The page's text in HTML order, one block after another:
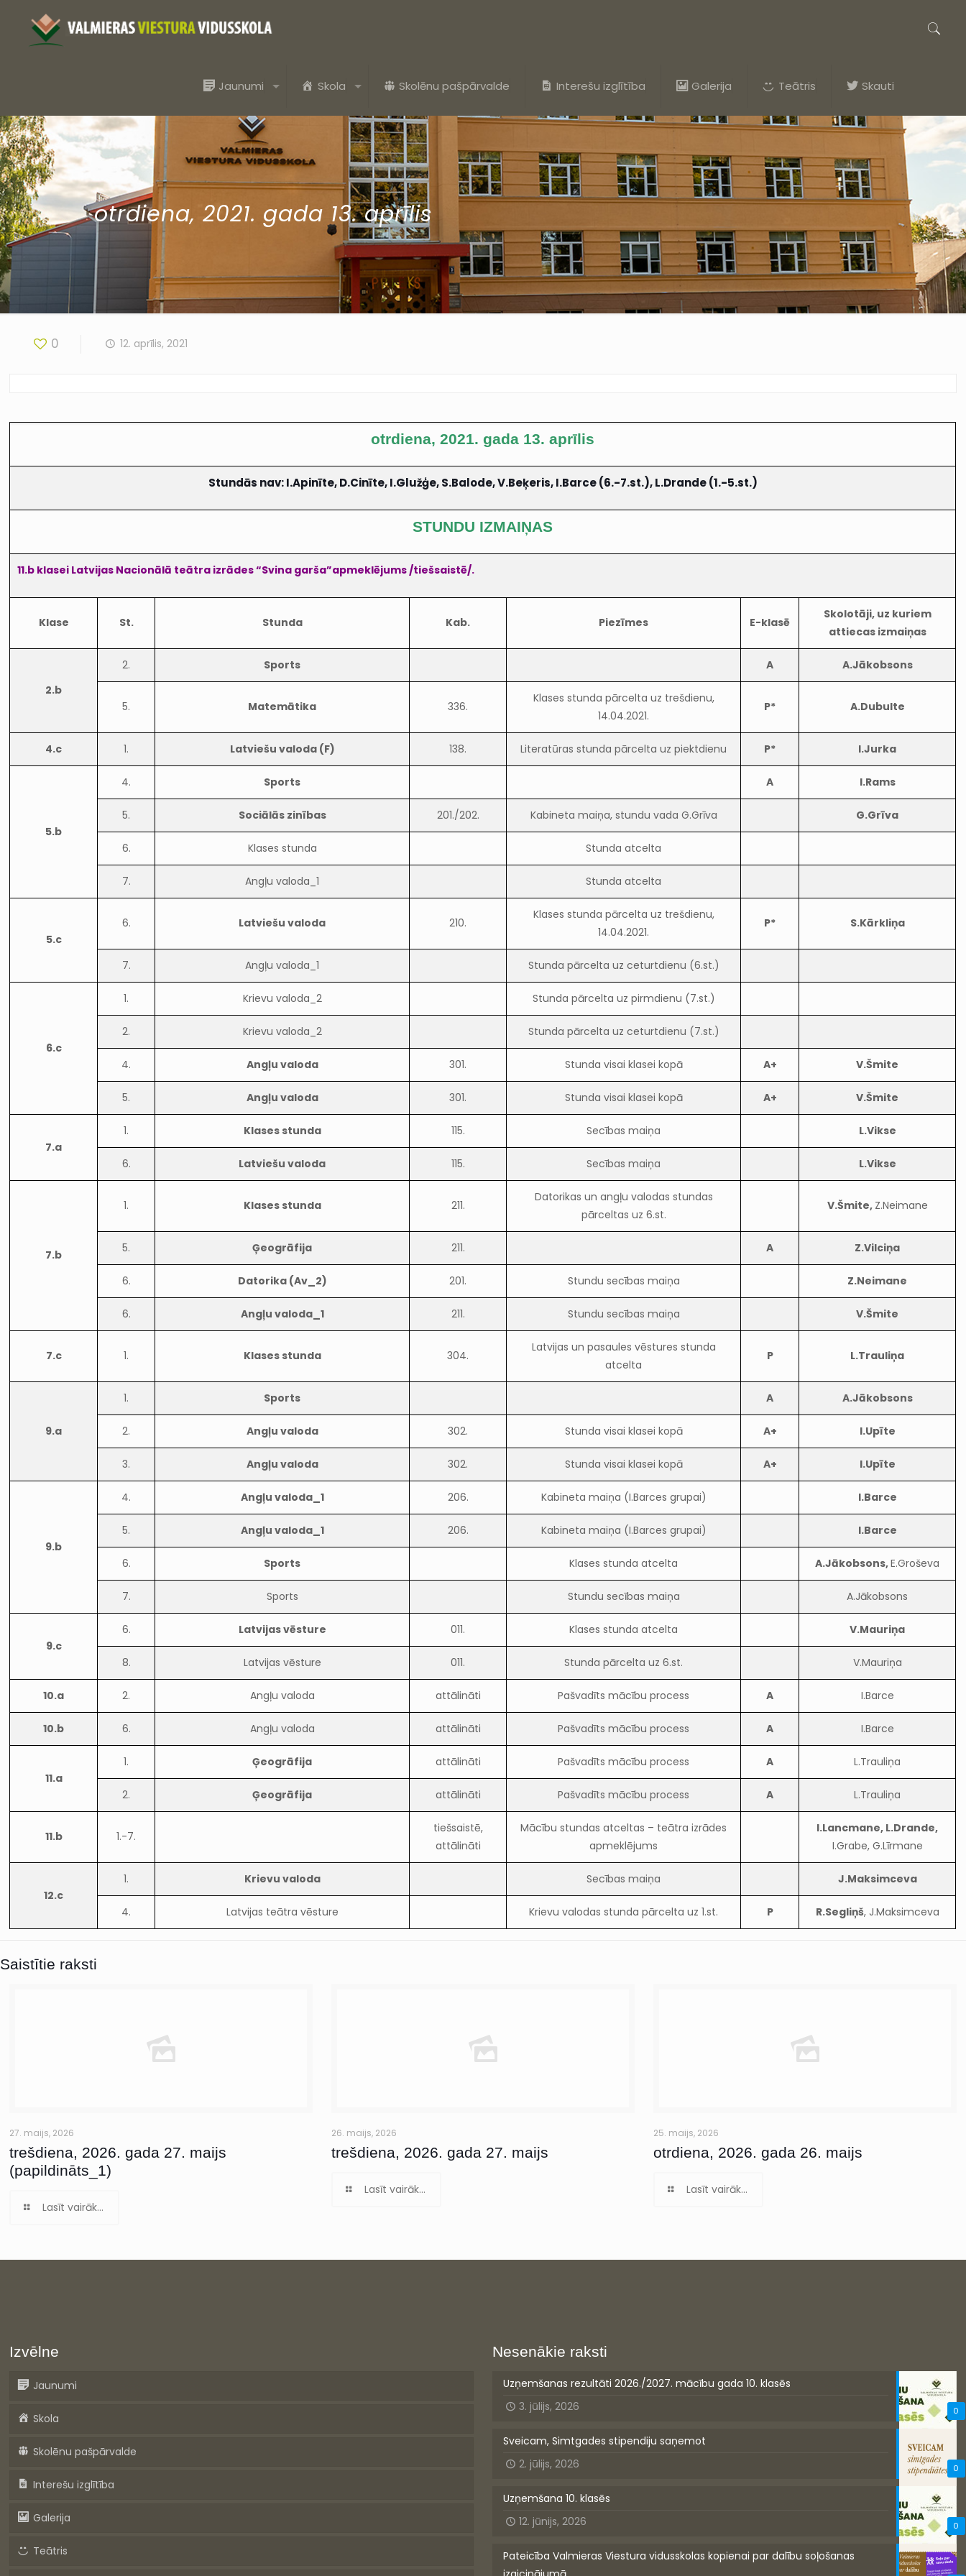
Jaunumi Skola Skolēnu pašpārvalde Interešu izglītība Galerija Teātris Skauti
otrdiena, 2021. gada 13. aprīlis
0 12. aprīlis, 2021
otrdiena, 2021. gada 13. aprīlis
Stundās nav: I.Apinīte, D.Cinīte, I.Glužģe, S.Balode, V.Beķeris, I.Barce (6.-7.st.), L.Drande (1.-5.st.)
STUNDU IZMAIŅAS
11.b klasei Latvijas Nacionālā teātra izrādes “Svina garša”apmeklējums /tiešsaistē/.
Klase St. Stunda Kab. Piezīmes E-klasē
Skolotāji, uz kuriem
attiecas izmaiņas
2.b
2. Sports A A.Jākobsons
5. Matemātika 336.
Klases stunda pārcelta uz trešdienu,
14.04.2021.
P* A.Dubulte
4.c 1. Latviešu valoda (F) 138. Literatūras stunda pārcelta uz piektdienu P* I.Jurka
5.b
4. Sports A I.Rams
5. Sociālās zinības 201./202. Kabineta maiņa, stundu vada G.Grīva G.Grīva
6. Klases stunda Stunda atcelta
7. Angļu valoda_1 Stunda atcelta
5.c
6. Latviešu valoda 210.
Klases stunda pārcelta uz trešdienu,
14.04.2021.
P* S.Kārkliņa
7. Angļu valoda_1 Stunda pārcelta uz ceturtdienu (6.st.)
6.c
1. Krievu valoda_2 Stunda pārcelta uz pirmdienu (7.st.)
2. Krievu valoda_2 Stunda pārcelta uz ceturtdienu (7.st.)
4. Angļu valoda 301. Stunda visai klasei kopā A+ V.Šmite
5. Angļu valoda 301. Stunda visai klasei kopā A+ V.Šmite
7.a
1. Klases stunda 115. Secības maiņa L.Vikse
6. Latviešu valoda 115. Secības maiņa L.Vikse
7.b
1. Klases stunda 211.
Datorikas un angļu valodas stundas
pārceltas uz 6.st.
V.Šmite, Z.Neimane
5. Ģeogrāfija 211. A Z.Vilciņa
6. Datorika (Av_2) 201. Stundu secības maiņa Z.Neimane
6. Angļu valoda_1 211. Stundu secības maiņa V.Šmite
7.c 1. Klases stunda 304.
Latvijas un pasaules vēstures stunda
atcelta
P L.Trauliņa
9.a
1. Sports A A.Jākobsons
2. Angļu valoda 302. Stunda visai klasei kopā A+ I.Upīte
3. Angļu valoda 302. Stunda visai klasei kopā A+ I.Upīte
9.b
4. Angļu valoda_1 206. Kabineta maiņa (I.Barces grupai) I.Barce
5. Angļu valoda_1 206. Kabineta maiņa (I.Barces grupai) I.Barce
6. Sports Klases stunda atcelta A.Jākobsons,E.Groševa
7. Sports Stundu secības maiņa A.Jākobsons
9.c
6. Latvijas vēsture 011. Klases stunda atcelta V.Mauriņa
8. Latvijas vēsture 011. Stunda pārcelta uz 6.st. V.Mauriņa
10.a 2. Angļu valoda attālināti Pašvadīts mācību process A I.Barce
10.b 6. Angļu valoda attālināti Pašvadīts mācību process A I.Barce
11.a
1. Ģeogrāfija attālināti Pašvadīts mācību process A L.Trauliņa
2. Ģeogrāfija attālināti Pašvadīts mācību process A L.Trauliņa
11.b 1.-7.
tiešsaistē,
attālināti
Mācību stundas atceltas – teātra izrādes
apmeklējums
I.Lancmane, L.Drande,
I.Grabe, G.Līrmane
12.c
1. Krievu valoda Secības maiņa J.Maksimceva
4. Latvijas teātra vēsture Krievu valodas stunda pārcelta uz 1.st. P R.Segliņš, J.Maksimceva
Saistītie raksti
27. maijs, 2026
trešdiena, 2026. gada 27. maijs
(papildināts_1)
Lasīt vairāk...
26. maijs, 2026
trešdiena, 2026. gada 27. maijs
Lasīt vairāk...
25. maijs, 2026
otrdiena, 2026. gada 26. maijs
Lasīt vairāk...
Izvēlne
Jaunumi
Skola
Skolēnu pašpārvalde
Interešu izglītība
Galerija
Teātris
Nesenākie raksti
0
Uzņemšanas rezultāti 2026./2027. mācību gada 10. klasēs
3. jūlijs, 2026
0
Sveicam, Simtgades stipendiju saņemot
2. jūlijs, 2026
0
Uzņemšana 10. klasēs
12. jūnijs, 2026
Pateicība Valmieras Viestura vidusskolas kopienai par dalību soļošanas